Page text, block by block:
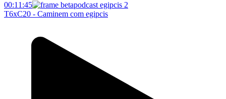
00:11:45
T6xC20 - Caminem com egipcis